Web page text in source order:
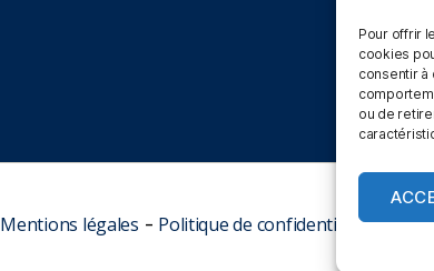
Pour offrir
cookies
consentir
ou de
Mentions légales - Politique de confidentialité-CGV